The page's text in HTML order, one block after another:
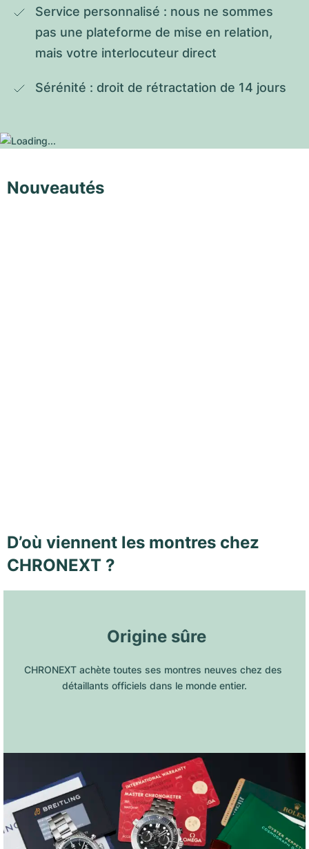
Service personnalisé : nous ne sommes
pas une plateforme de mise en relation,
mais votre interlocuteur direct
Sérénité : droit de rétractation de 14 jours
Nouveautés
D’où viennent les montres chez
CHRONEXT ?
Origine sûre
CHRONEXT achète toutes ses montres neuves chez des
détaillants officiels dans le monde entier.